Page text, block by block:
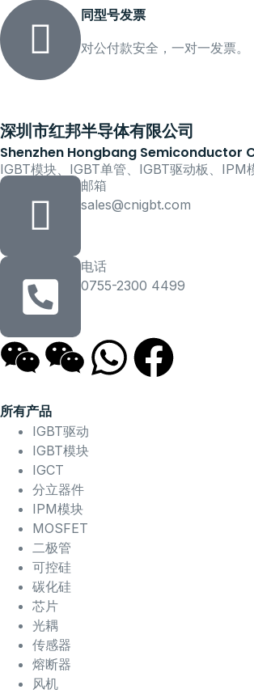
同型号发票
对公付款安全，一对一发票。
深圳市红邦半导体有限公司
Shenzhen Hongbang Semiconductor
IGBT模块、IGBT单管、IGBT驱动板、IPM
邮箱
sales@cnigbt.com
电话
0755-2300 4499
所有产品
IGBT驱动
IGBT模块
IGCT
分立器件
IPM模块
MOSFET
二极管
可控硅
碳化硅
芯片
光耦
传感器
熔断器
风机